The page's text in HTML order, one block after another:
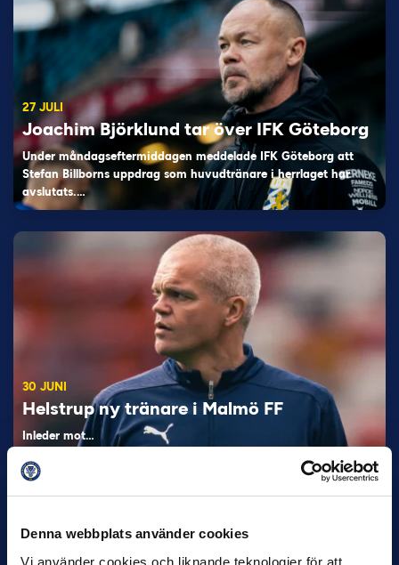
Denna webbplats använder cookies
Vi använder cookies och liknande teknologier för att
27 JULI
Joachim Björklund tar över IFK Göteborg
Under måndagseftermiddagen meddelade IFK Göteborg att
Stefan Billborns uppdrag som huvudtränare i herrlaget har
avslutats.…
30 JUNI
Helstrup ny tränare i Malmö FF
Inleder mot…